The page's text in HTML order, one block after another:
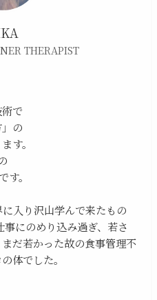
THERAPIST
で
の
す。
。
入り沢山学んで来たもの
にのめり込み過ぎ、若さ
だ若かった故の食事管理不
体でした。